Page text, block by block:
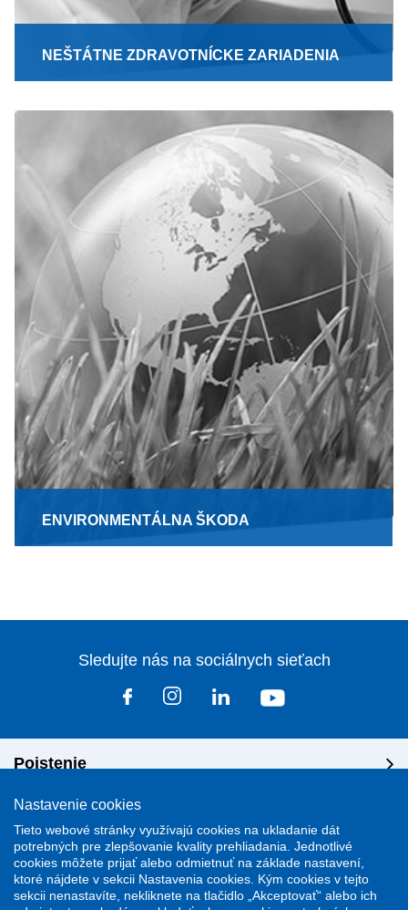
Nastavenie cookies
Tieto webové stránky využívajú cookies na ukladanie dát
potrebných pre zlepšovanie kvality prehliadania. Jednotlivé
cookies môžete prijať alebo odmietnuť na základe nastavení,
ktoré nájdete v sekcii Nastavenia cookies. Kým cookies v tejto
sekcii nenastavíte, nekliknete na tlačidlo „Akceptovať“ alebo ich
NEŠTÁTNE ZDRAVOTNÍCKE ZARIADENIA
ENVIRONMENTÁLNA ŠKODA
Sledujte nás na sociálnych sieťach
Poistenie
Riešenie škôd
Dôležité odkazy